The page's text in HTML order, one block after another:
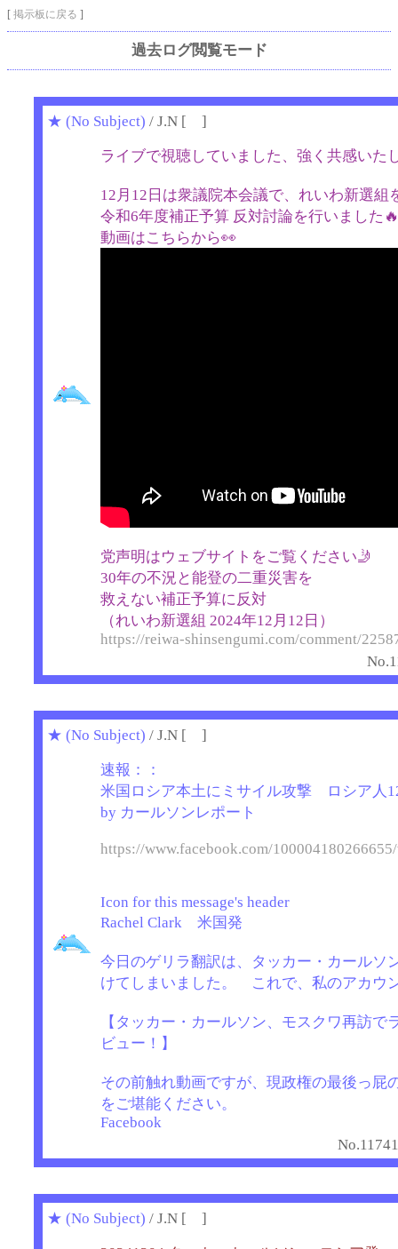
[ 掲示板に戻る ]
過去ログ閲覧モード
★ (No Subject) / J.N [ ]
ライブで視聴していました、強く共感いた
12月12日は衆議院本会議で、れいわ新選組
令和6年度補正予算 反対討論を行いました🔥
動画はこちらから👀
党声明はウェブサイトをご覧ください🤳
30年の不況と能登の二重災害を
救えない補正予算に反対
（れいわ新選組 2024年12月12日）
https://reiwa-shinsengumi.com/comment/
★ (No Subject) / J.N [ ]
速報：：
米国ロシア本土にミサイル攻撃 ロシア人
by カールソンレポート
https://www.facebook.com/
Icon for this message's header
Rachel Clark 米国発
今日のゲリラ翻訳は、タッカー・カールソ
けてしまいました。 これで、私のアカ
【タッカー・カールソン、モスクワ再訪で
ビュー！】
その前触れ動画ですが、現政権の最後っ屁
をご堪能ください。
Facebook
★ (No Subject) / J.N [ ]